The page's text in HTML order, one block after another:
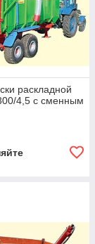
раскладной
4,5 с сменным